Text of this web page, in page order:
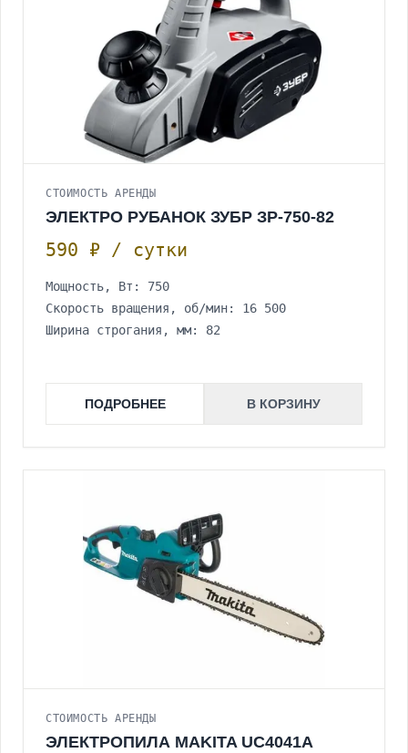
СТОИМОСТЬ АРЕНДЫ
ЭЛЕКТРО РУБАНОК ЗУБР ЗР-750-82
590 ₽ / сутки
Мощность, Вт: 750
Скорость вращения, об/мин: 16 500
Ширина строгания, мм: 82
ПОДРОБНЕЕ В КОРЗИНУ
СТОИМОСТЬ АРЕНДЫ
ЭЛЕКТРОПИЛА MAKITA UC4041A